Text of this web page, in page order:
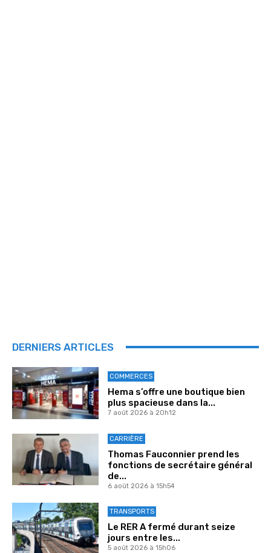
DERNIERS ARTICLES
COMMERCES
Hema s’offre une boutique bien
plus spacieuse dans la...
7 août 2026 à 20h12
CARRIÈRE
Thomas Fauconnier prend les
fonctions de secrétaire général
de...
6 août 2026 à 15h54
TRANSPORTS
Le RER A fermé durant seize
jours entre les...
5 août 2026 à 15h06